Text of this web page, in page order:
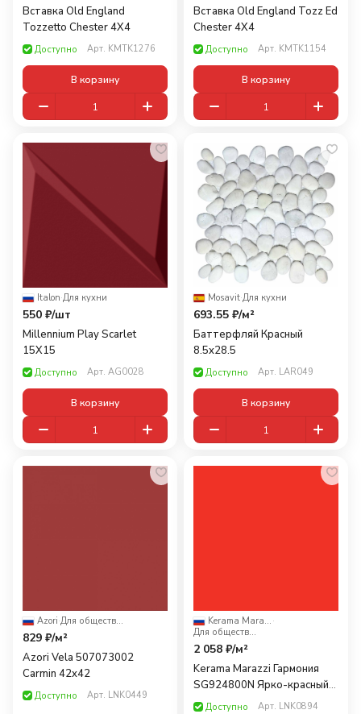
Вставка Old England
Tozzetto Chester 4X4
Доступно Арт. KMTK1276
В корзину
Вставка Old England Tozz Ed
Chester 4X4
Доступно Арт. KMTK1154
В корзину
Italon·Для кухни
550 ₽/шт
Millennium Play Scarlet
15X15
Доступно Арт. AG0028
В корзину
Mosavit·Для кухни
693.55 ₽/м²
Баттерфляй Красный
8.5x28.5
Доступно Арт. LAR049
В корзину
Azori· Для общественных помещений
829 ₽/м²
Azori Vela 507073002
Carmin 42x42
Доступно Арт. LNK0449
Kerama Marazzi ·
Для общественных помещений
2 058 ₽/м²
Kerama Marazzi Гармония
SG924800N Ярко-красный
30x30Доступно Арт. LNK0894